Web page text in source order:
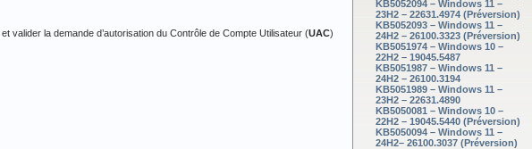
KB5052094 – Windows 11 –
23H2 – 22631.4974 (Préversion)
KB5052093 – Windows 11 –
24H2 – 26100.3323 (Préversion)
KB5051974 – Windows 10 –
22H2 – 19045.5487
KB5051987 – Windows 11 –
24H2 – 26100.3194
KB5051989 – Windows 11 –
23H2 – 22631.4890
KB5050081 – Windows 10 –
22H2 – 19045.5440 (Préversion)
KB5050094 – Windows 11 –
24H2– 26100.3037 (Préversion)
valider la demande d’autorisation du Contrôle de Compte Utilisateur (UAC)